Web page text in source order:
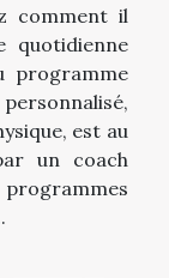
comment il
quotidienne
programme
est au
un coach